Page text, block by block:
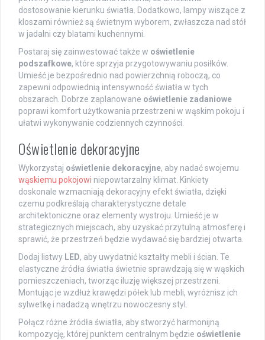
dostosowanie kierunku światła. Dodatkowo, lampy wiszące z
kloszami również są świetnym wyborem, zwłaszcza nad stół
w jadalni czy blatami kuchennymi.
Postaraj się zainwestować także w oświetlenie
podszafkowe, które sprzyja przygotowywaniu posiłków.
Umieść je bezpośrednio nad powierzchnią roboczą, co
zapewni odpowiednią intensywność światła w tych
obszarach. Dobrze zaplanowane oświetlenie zadaniowe
poprawi komfort użytkowania przestrzeni w wąskim pokoju i
ułatwi wykonywanie codziennych czynności.
Oświetlenie dekoracyjne
Wykorzystaj oświetlenie dekoracyjne, aby nadać swojemu
wąskiemu pokojowi niepowtarzalny klimat. Kinkiety
doskonale wzmacniają dekoracyjny efekt światła, dzięki
czemu podkreślają charakterystyczne detale
architektoniczne oraz elementy wystroju. Umieść je w
strategicznych miejscach, aby uzyskać przytulną atmosferę i
sprawić, że przestrzeń będzie wydawać się bardziej otwarta.
Dodaj listwy LED, aby uwydatnić kształty mebli i ścian. Te
elastyczne źródła światła świetnie sprawdzają się w wąskich
pomieszczeniach, tworząc iluzję większej przestrzeni.
Montując je wzdłuż krawędzi półek lub mebli, wyróżnisz ich
sylwetkę i nadadzą wnętrzu nowoczesny styl.
Połącz różne źródła światła, aby stworzyć harmonijną
kompozycję, której punktem centralnym będzie oświetlenie